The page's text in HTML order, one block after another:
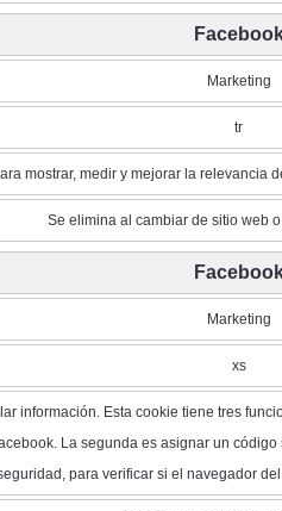
Marketing
tr
mostrar, medir y mejorar la relevancia
Se elimina al cambiar de sitio web
Marketing
xs
información. Esta cookie tiene tres
La segunda es asignar un
para verificar si el navegador